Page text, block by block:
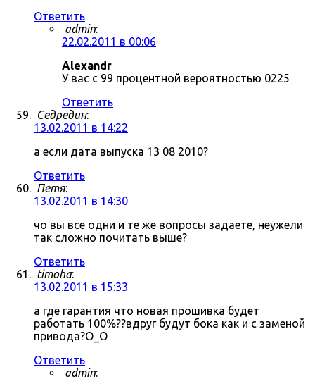
Ответить
admin:
22.02.2011 в 00:06
Alexandr
У вас с 99 процентной вероятностью 0225
Ответить
Седредин:
13.02.2011 в 14:22
а если дата выпуска 13 08 2010?
Ответить
Петя:
13.02.2011 в 14:30
чо вы все одни и те же вопросы задаете, неужели
так сложно почитать выше?
Ответить
timoha:
13.02.2011 в 15:33
а где гарантия что новая прошивка будет
работать 100%??вдруг будут бока как и с заменой
привода?О_О
Ответить
admin: